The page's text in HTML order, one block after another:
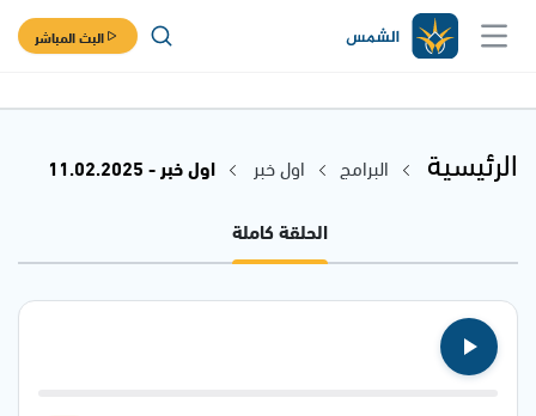
البث المباشر
الرئيسية البرامج اول خبر
اول خبر - 11.02.2025
الحلقة كاملة